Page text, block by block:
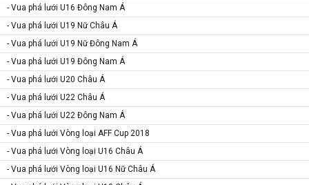
- Vua phá lưới U16 Đông Nam Á
- Vua phá lưới U19 Nữ Châu Á
- Vua phá lưới U19 Nữ Đông Nam Á
- Vua phá lưới U19 Đông Nam Á
- Vua phá lưới U20 Châu Á
- Vua phá lưới U22 Châu Á
- Vua phá lưới U22 Đông Nam Á
- Vua phá lưới Vòng loại AFF Cup 2018
- Vua phá lưới Vòng loại U16 Châu Á
- Vua phá lưới Vòng loại U16 Nữ Châu Á